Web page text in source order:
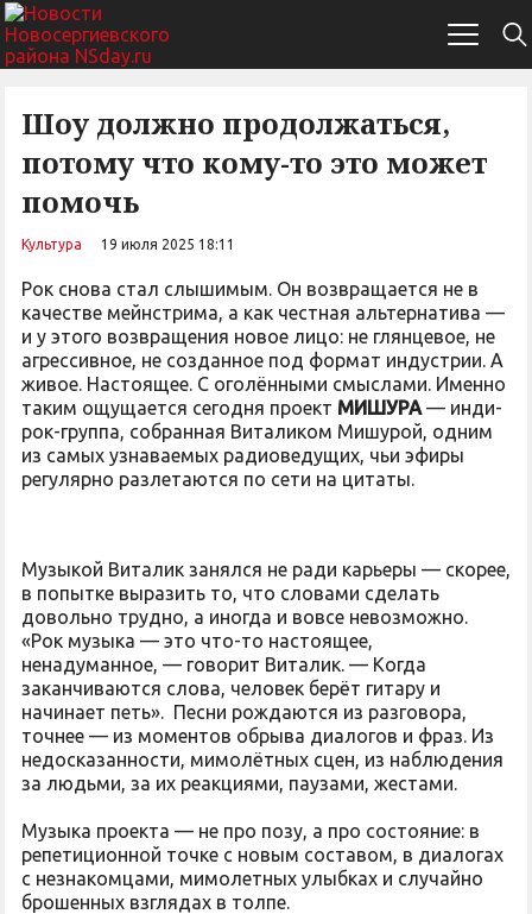
Шоу должно продолжаться,
потому что кому-то это может
помочь
Культура 19 июля 2025 18:11
Рок снова стал слышимым. Он возвращается не в
качестве мейнстрима, а как честная альтернатива —
и у этого возвращения новое лицо: не глянцевое, не
агрессивное, не созданное под формат индустрии. А
живое. Настоящее. С оголёнными смыслами. Именно
таким ощущается сегодня проект МИШУРА— инди-
рок-группа, собранная Виталиком Мишурой, одним
из самых узнаваемых радиоведущих, чьи эфиры
регулярно разлетаются по сети на цитаты.
Музыкой Виталик занялся не ради карьеры — скорее,
в попытке выразить то, что словами сделать
довольно трудно, а иногда и вовсе невозможно.
«Рок музыка — это что-то настоящее,
ненадуманное, — говорит Виталик. — Когда
заканчиваются слова, человек берёт гитару и
начинает петь». Песни рождаются из разговора,
точнее — из моментов обрыва диалогов и фраз. Из
недосказанности, мимолётных сцен, из наблюдения
за людьми, за их реакциями, паузами, жестами.
Музыка проекта — не про позу, а про состояние: в
репетиционной точке с новым составом, в диалогах
с незнакомцами, мимолетных улыбках и случайно
брошенных взглядах в толпе.